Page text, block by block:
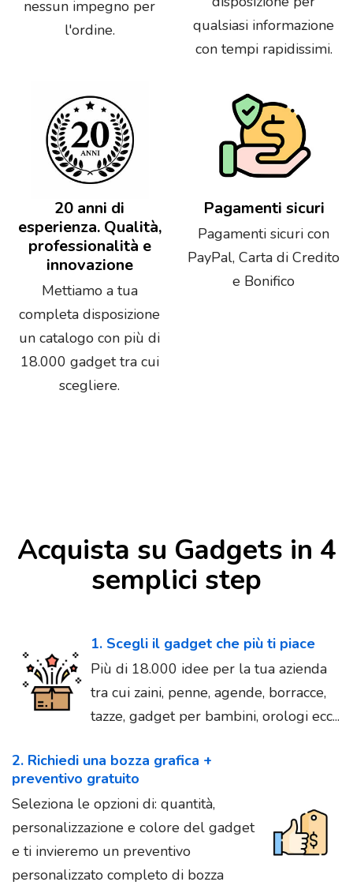
nessun impegno per
l'ordine.
qualsiasi informazione
con tempi rapidissimi.
20 anni di
esperienza. Qualità,
professionalità e
innovazione
Mettiamo a tua
completa disposizione
un catalogo con più di
18.000 gadget tra cui
scegliere.
Pagamenti sicuri
Pagamenti sicuri con
PayPal, Carta di Credito
e Bonifico
Acquista su Gadgets in 4
semplici step
1. Scegli il gadget che più ti piace
Più di 18.000 idee per la tua azienda
tra cui zaini, penne, agende, borracce,
tazze, gadget per bambini, orologi ecc...
2. Richiedi una bozza grafica +
preventivo gratuito
Seleziona le opzioni di: quantità,
personalizzazione e colore del gadget
e ti invieremo un preventivo
personalizzato completo di bozza